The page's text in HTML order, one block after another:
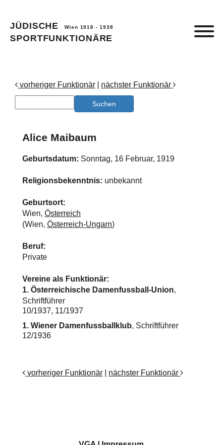
JÜDISCHE Wien 1918 - 1938
SPORTFUNKTIONÄRE
vorheriger Funktionär nächster Funktionär
Alice Maibaum
Geburtsdatum: Sonntag, 16 Februar, 1919
Religionsbekenntnis: unbekannt
Geburtsort:
Wien, Österreich
(Wien, Österreich-Ungarn)
Beruf:
Private
Vereine als Funktionär:
1. Österreichische Damenfussball-Union,
Schriftführer
10/1937, 11/1937
1. Wiener Damenfussballklub, Schriftführer
12/1936
vorheriger Funktionär nächster Funktionär